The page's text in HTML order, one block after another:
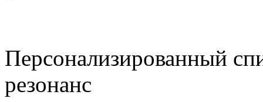
Персонализированный
резонанс